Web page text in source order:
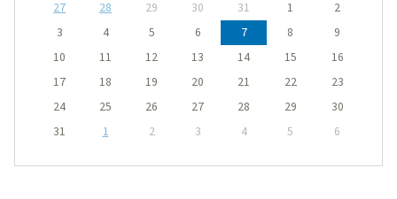
27
28 29 30 31 1
2
3
4 5 6 7 8
9
10
11 12 13 14 15
16
17
18 19 20 21 22
23
24
25 26 27 28 29
30
31
1 2 3 4 5 6